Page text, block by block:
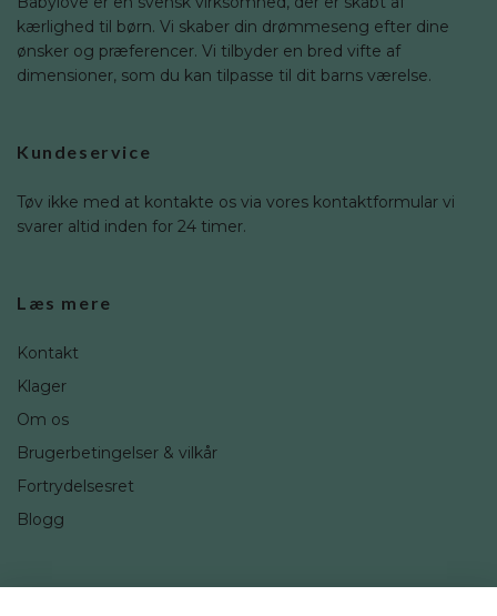
kærlighed til børn. Vi skaber din drømmeseng efter dine
ønsker og præferencer. Vi tilbyder en bred vifte af
dimensioner, som du kan tilpasse til dit barns værelse.
Kundeservice
Tøv ikke med at kontakte os via vores kontaktformular vi
svarer altid inden for 24 timer.
Læs mere
Kontakt
Klager
Om os
Brugerbetingelser & vilkår
Fortrydelsesret
Blogg